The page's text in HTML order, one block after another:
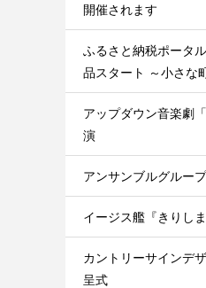
開催されます
ふるさと納税ポータ
品スタート ～小さな
アップダウン音楽劇
演
アンサンブルグルー
イージス艦『きりし
カントリーサインデ
呈式